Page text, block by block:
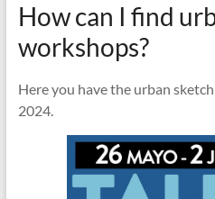
How can I find
workshops?
Here you have the urban
2024.